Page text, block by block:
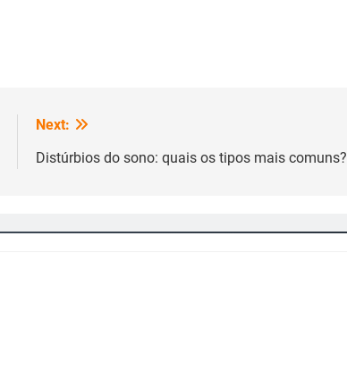
Next:
Distúrbios do sono: quais os tipos mais comuns?